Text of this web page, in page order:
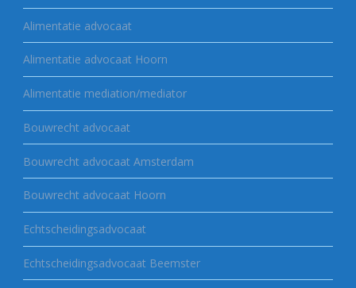
Alimentatie advocaat
Alimentatie advocaat Hoorn
Alimentatie mediation/mediator
Bouwrecht advocaat
Bouwrecht advocaat Amsterdam
Bouwrecht advocaat Hoorn
Echtscheidingsadvocaat
Echtscheidingsadvocaat Beemster